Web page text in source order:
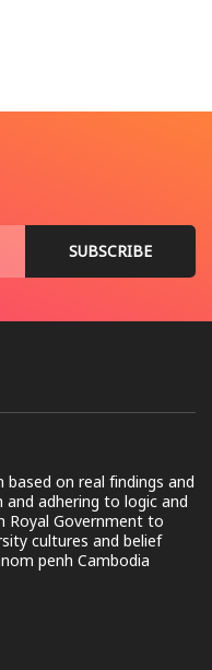
on real findings and
and adhering to logic and
Royal Government to
cultures and belief
penh Cambodia